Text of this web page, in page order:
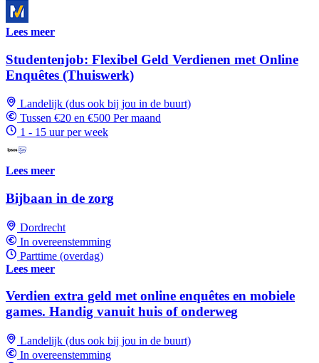
Lees meer
Studentenjob: Flexibel Geld Verdienen met Online
Enquêtes (Thuiswerk)
Landelijk (dus ook bij jou in de buurt)
Tussen €20 en €500 Per maand
1 - 15 uur per week
Lees meer
Bijbaan in de zorg
Dordrecht
In overeenstemming
Parttime (overdag)
Lees meer
Verdien extra geld met online enquêtes en mobiele
games. Handig vanuit huis of onderweg
Landelijk (dus ook bij jou in de buurt)
In overeenstemming